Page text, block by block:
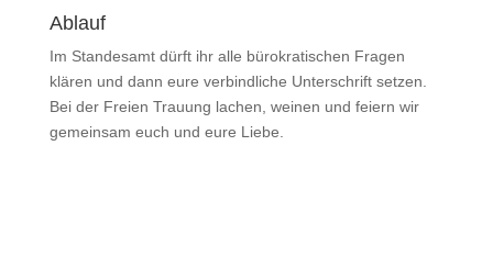
Ablauf
Im Standesamt dürft ihr alle bürokratischen Fragen
klären und dann eure verbindliche Unterschrift setzen.
Bei der Freien Trauung lachen, weinen und feiern wir
gemeinsam euch und eure Liebe.